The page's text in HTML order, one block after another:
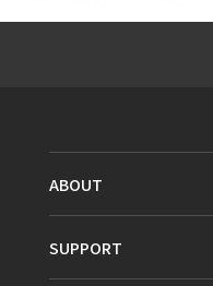
ABOUT
SUPPORT